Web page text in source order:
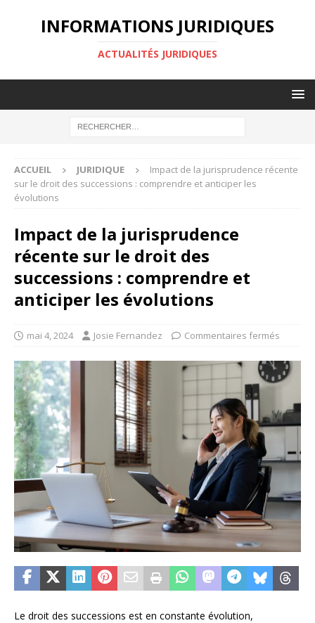
INFORMATIONS JURIDIQUES
ACTUALITÉS JURIDIQUES
ACCUEIL JURIDIQUE
Impact de la jurisprudence récente
sur le droit des successions : comprendre et anticiper les
évolutions
Impact de la jurisprudence
récente sur le droit des
successions : comprendre et
anticiper les évolutions
mai 4, 2024 Josie Fernandez Commentaires fermés
Le droit des successions est en constante évolution,